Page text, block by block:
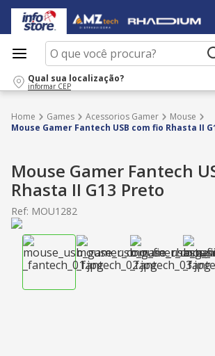
O que você procura?
Qual sua localização?
informar CEP
Games Acessorios Gamer
Mouse
Mouse Gamer Fantech USB com fio Rhasta II
Mouse Gamer Fantech
Rhasta II G13 Preto
Ref: MOU1282